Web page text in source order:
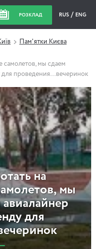
РОЗКЛАД RUS ENG
Пам'ятки Києва
самолетов, мы сдаем
проведения…вечеринок
на
мы
для